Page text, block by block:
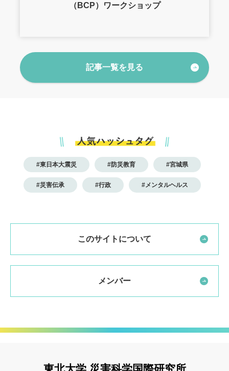
（BCP）ワークショップ
記事一覧を見る
#東日本大震災 #防災教育 #宮城県
#災害伝承 #行政 #メンタルヘルス
このサイトについて
メンバー
東北大学 災害科学国際研究所